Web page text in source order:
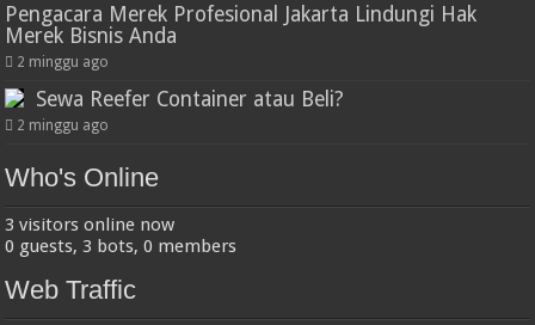
Pengacara Merek Profesional Jakarta Lindungi Hak
Merek Bisnis Anda
2 minggu ago
Sewa Reefer Container atau Beli?
2 minggu ago
Who's Online
3 visitors online now
0 guests, 3 bots, 0 members
Web Traffic